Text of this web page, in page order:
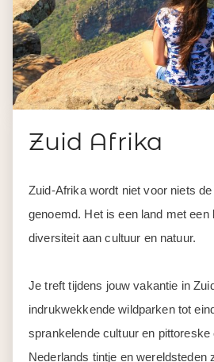
Zuid Afrika
Zuid-Afrika wordt niet voor niets de
genoemd. Het is een land met een
diversiteit aan cultuur en natuur.
Je treft tijdens jouw vakantie in
indrukwekkende wildparken tot
sprankelende cultuur en pittoreske
Nederlands tintje en wereldsteden